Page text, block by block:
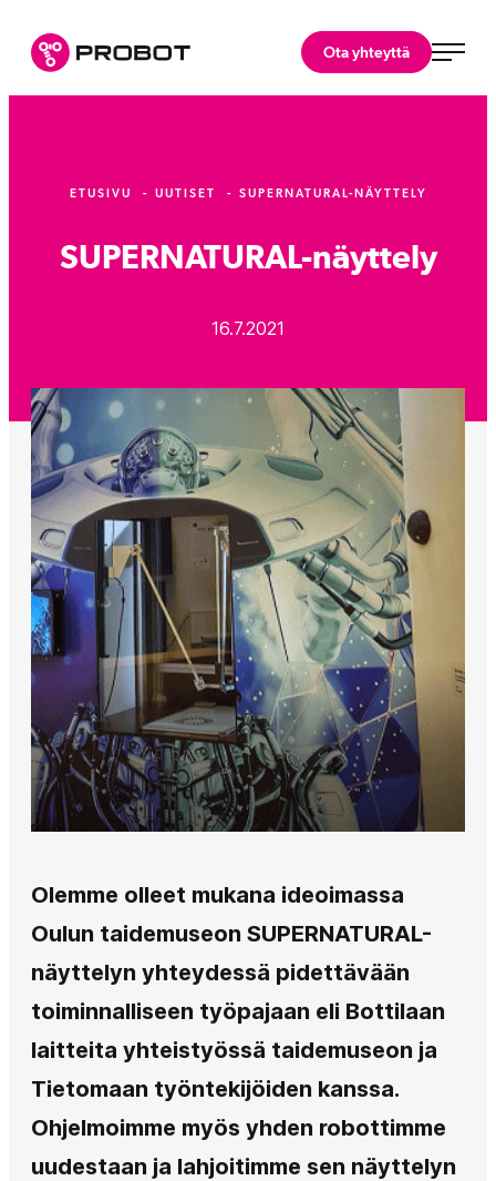
suoraan
sisältöön
Probot Oy
Ota yhteyttä
ETUSIVU UUTISET SUPERNATURAL-NÄYTTELY
SUPERNATURAL-näyttely
16.7.2021
Olemme olleet mukana ideoimassa
Oulun taidemuseon SUPERNATURAL-
näyttelyn yhteydessä pidettävään
toiminnalliseen työpajaan eli Bottilaan
laitteita yhteistyössä taidemuseon ja
Tietomaan työntekijöiden kanssa.
Ohjelmoimme myös yhden robottimme
uudestaan ja lahjoitimme sen näyttelyn